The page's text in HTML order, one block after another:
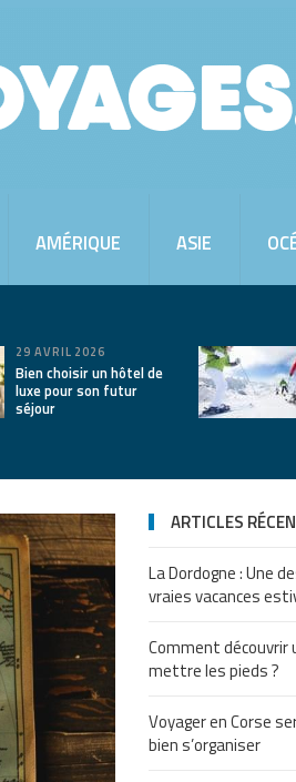
AMÉRIQUE ASIE
29 AVRIL 2026
Bien choisir un hôtel de
luxe pour son futur
séjour
ARTICLES
La Dordogne : Une
vraies vacances
Comment découvrir
mettre les pieds ?
Voyager en Corse
bien s’organiser